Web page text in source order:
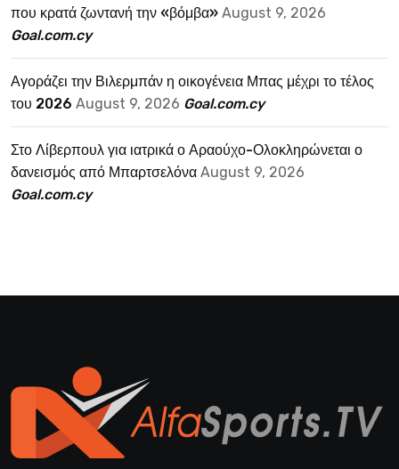
που κρατά ζωντανή την «βόμβα» August 9, 2026
Goal.com.cy
Αγοράζει την Βιλερμπάν η οικογένεια Μπας μέχρι το τέλος
του 2026 August 9, 2026 Goal.com.cy
Στο Λίβερπουλ για ιατρικά ο Αραούχο-Ολοκληρώνεται ο
δανεισμός από Μπαρτσελόνα August 9, 2026
Goal.com.cy